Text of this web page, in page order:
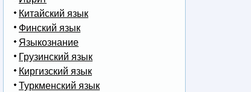
Китайский язык
Финский язык
Языкознание
Грузинский язык
Киргизский язык
Туркменский язык